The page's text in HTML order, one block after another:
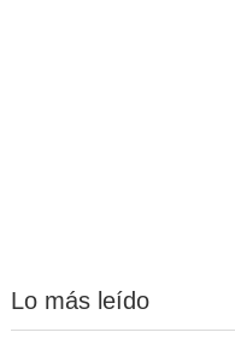
Lo más leído